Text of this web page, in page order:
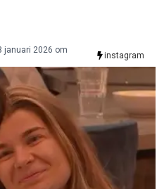
januari 2026 om
instagram